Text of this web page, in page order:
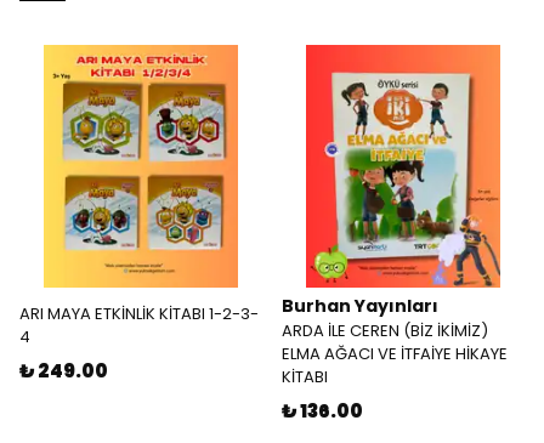
ARI MAYA ETKİNLİK KİTABI 1-2-3-
4
₺ 249.00
Burhan Yayınları
ARDA İLE CEREN (BİZ İKİMİZ)
ELMA AĞACI VE İTFAİYE HİKAYE
KİTABI
₺ 136.00